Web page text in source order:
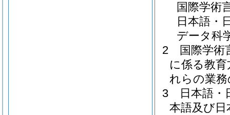
国際学術
日本語・
データ科
2
国際学術
に係る教
れらの業
3
日本語・
本語及び